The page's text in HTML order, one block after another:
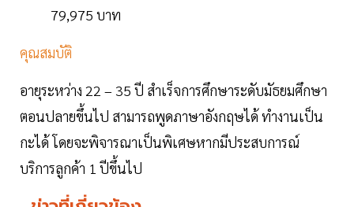
79,975 บาท
คุณสมบัติ
อายุระหว่าง 22 – 35 ปี สำเร็จการศึกษาระดับมัธยมศึกษา
ตอนปลายขึ้นไป สามารถพูดภาษาอังกฤษได้ ทำงานเป็น
กะได้ โดยจะพิจารณาเป็นพิเศษหากมีประสบการณ์
บริการลูกค้า 1 ปีขึ้นไป